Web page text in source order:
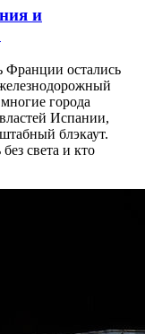
и
Франции остались
города
Испании,
блэкаут.
света и кто